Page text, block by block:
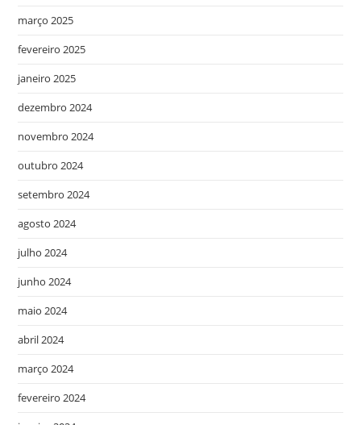
março 2025
fevereiro 2025
janeiro 2025
dezembro 2024
novembro 2024
outubro 2024
setembro 2024
agosto 2024
julho 2024
junho 2024
maio 2024
abril 2024
março 2024
fevereiro 2024